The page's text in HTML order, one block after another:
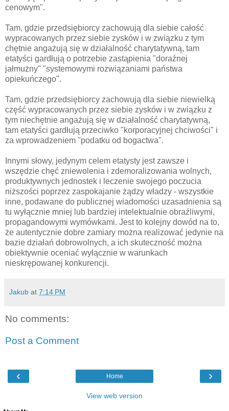
cenowym".
Tam, gdzie przedsiębiorcy zachowują dla siebie całość
wypracowanych przez siebie zysków i w związku z tym
chętnie angażują się w działalność charytatywną, tam
etatyści gardłują o potrzebie zastąpienia "doraźnej
jałmużny" "systemowymi rozwiązaniami państwa
opiekuńczego".
Tam, gdzie przedsiębiorcy zachowują dla siebie niewielką
część wypracowanych przez siebie zysków i w związku z
tym niechętnie angażują się w działalność charytatywną,
tam etatyści gardłują przeciwko "korporacyjnej chciwości" i
za wprowadzeniem "podatku od bogactwa".
Innymi słowy, jedynym celem etatysty jest zawsze i
wszędzie chęć zniewolenia i zdemoralizowania wolnych,
produktywnych jednostek i leczenie swojego poczucia
niższości poprzez zaspokajanie żądzy władzy - wszystkie
inne, podawane do publicznej wiadomości uzasadnienia są
tu wyłącznie mniej lub bardziej intelektualnie obraźliwymi,
propagandowymi wymówkami. Jest to kolejny dowód na to,
że autentycznie dobre zamiary można realizować jedynie na
bazie działań dobrowolnych, a ich skuteczność można
obiektywnie oceniać wyłącznie w warunkach
nieskrępowanej konkurencji.
Jakub at 7:14 PM
No comments:
Post a Comment
‹ ›
Home
View web version